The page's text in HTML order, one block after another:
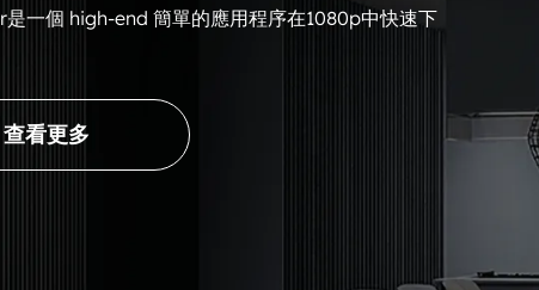
一個 high-end 簡單的應用程序在1080p中快速下
查看更多